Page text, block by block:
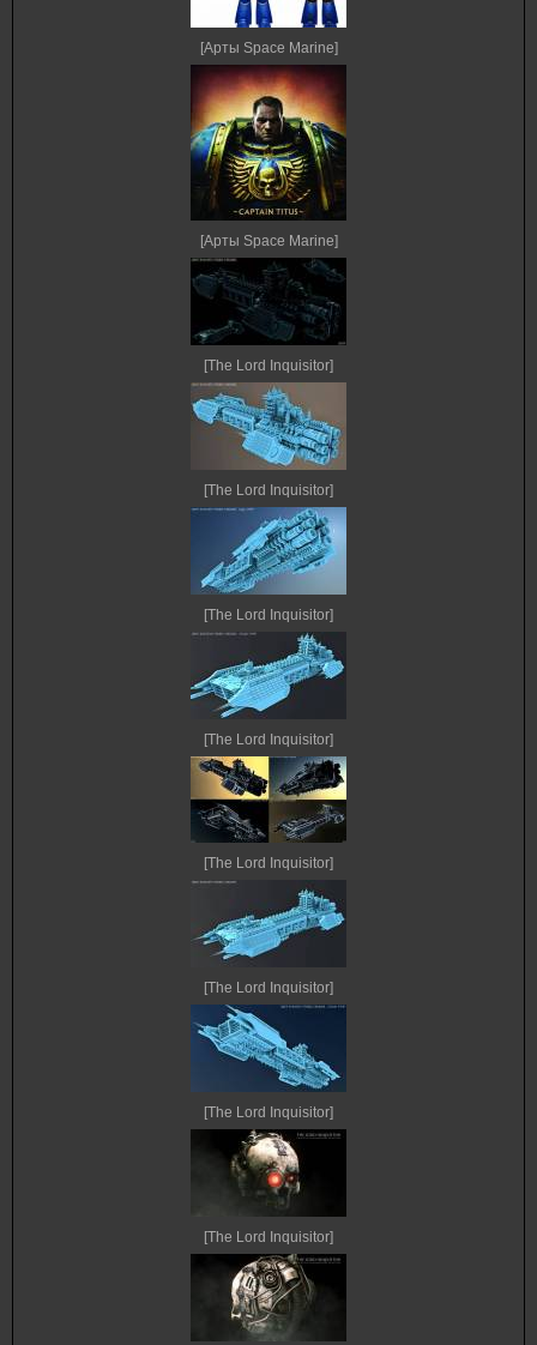
[Арты Space Marine]
[Арты Space Marine]
[The Lord Inquisitor]
[The Lord Inquisitor]
[The Lord Inquisitor]
[The Lord Inquisitor]
[The Lord Inquisitor]
[The Lord Inquisitor]
[The Lord Inquisitor]
[The Lord Inquisitor]